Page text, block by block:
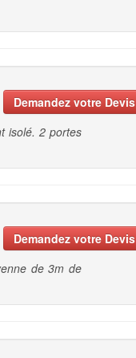
Demandez votre Devis
isolé. 2 portes
Demandez votre Devis
de 3m de